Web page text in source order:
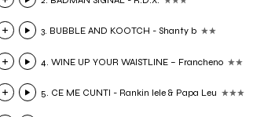
3. BUBBLE AND KOOTCH - Shanty b
4. WINE UP YOUR WAISTLINE – Francheno
5. CE ME CUNTI - Rankin lele & Papa Leu